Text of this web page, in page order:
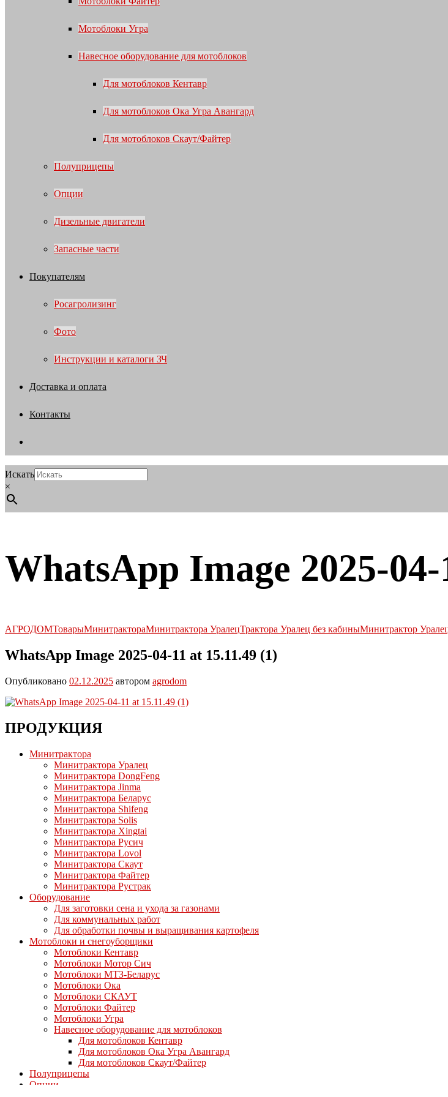
Мотоблоки Угра
Навесное оборудование для мотоблоков
Для мотоблоков Кентавр
Для мотоблоков Ока Угра Авангард
Для мотоблоков Скаут/Файтер
Полуприцепы
Опции
Дизельные двигатели
Запасные части
Покупателям
Росагролизинг
Фото
Инструкции и каталоги ЗЧ
Доставка и оплата
Контакты
Искать
×
WhatsApp Image 2025-04-
АГРОДОМТоварыМинитрактораМинитрактора УралецТрактора Уралец без кабиныМинитрактор
WhatsApp Image 2025-04-11 at 15.11.49 (1)
Опубликовано 02.12.2025 автором agrodom
ПРОДУКЦИЯ
Минитрактора
Минитрактора Уралец
Минитрактора DongFeng
Минитрактора Jinma
Минитрактора Беларус
Минитрактора Shifeng
Минитрактора Solis
Минитрактора Xingtai
Минитрактора Русич
Минитрактора Lovol
Минитрактора Скаут
Минитрактора Файтер
Минитрактора Рустрак
Оборудование
Для заготовки сена и ухода за газонами
Для коммунальных работ
Для обработки почвы и выращивания картофеля
Мотоблоки и снегоуборщики
Мотоблоки Кентавр
Мотоблоки Мотор Сич
Мотоблоки МТЗ-Беларус
Мотоблоки Ока
Мотоблоки СКАУТ
Мотоблоки Файтер
Мотоблоки Угра
Навесное оборудование для мотоблоков
Для мотоблоков Кентавр
Для мотоблоков Ока Угра Авангард
Для мотоблоков Скаут/Файтер
Полуприцепы
Опции